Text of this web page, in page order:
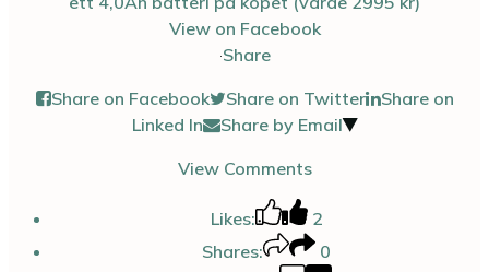
View on Facebook
·Share
Share on Facebook
Share on Twitter
Share on
Linked In
Share by Email
View Comments
Likes:
2
Shares:
0